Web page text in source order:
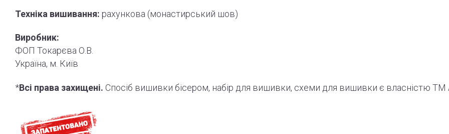
Техніка вишивання: рахункова (монастирський шов)
Виробник:
ФОП Токарєва О.В.
Україна, м. Київ
*Всі права захищені. Спосіб вишивки бісером, набір для вишивки, схеми для вишивки є власністю